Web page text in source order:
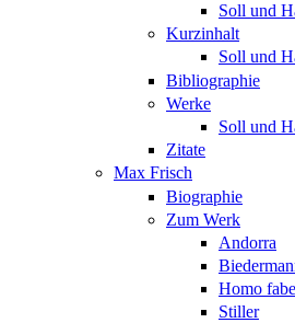
Soll und
Kurzinhalt
Soll und
Bibliographie
Werke
Soll und
Zitate
Max Frisch
Biographie
Zum Werk
Andorra
Homo
Stiller